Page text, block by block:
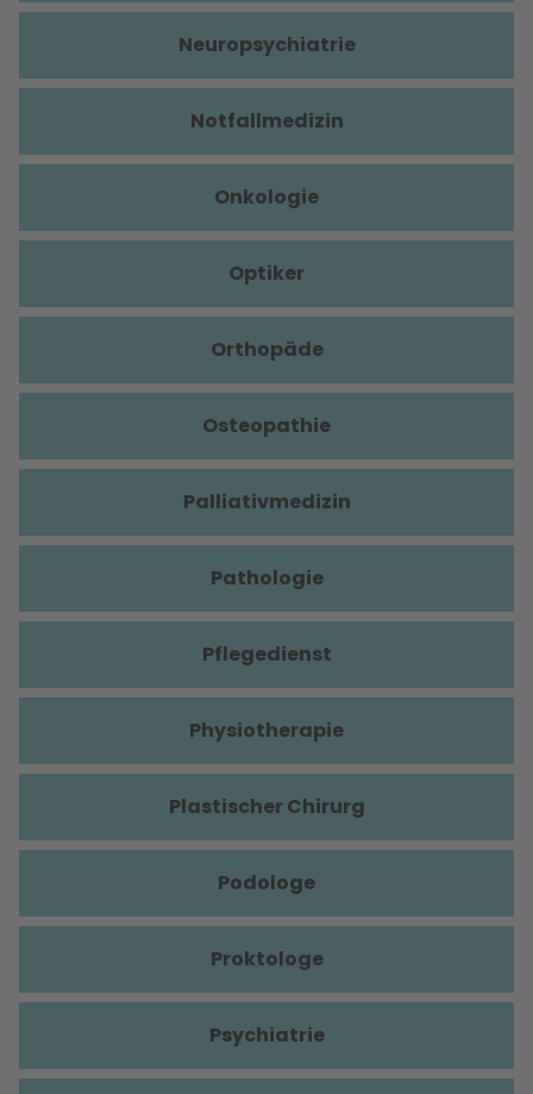
Neuropsychiatrie
Notfallmedizin
Onkologie
Optiker
Orthopäde
Osteopathie
Palliativmedizin
Pathologie
Pflegedienst
Physiotherapie
Plastischer Chirurg
Podologe
Proktologe
Psychiatrie